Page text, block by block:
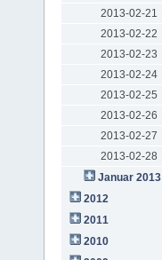
2013-02-21
2013-02-22
2013-02-23
2013-02-24
2013-02-25
2013-02-26
2013-02-27
2013-02-28
Januar 2013
2012
2011
2010